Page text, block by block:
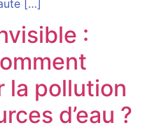
[…]
:
la pollution
d’eau ?